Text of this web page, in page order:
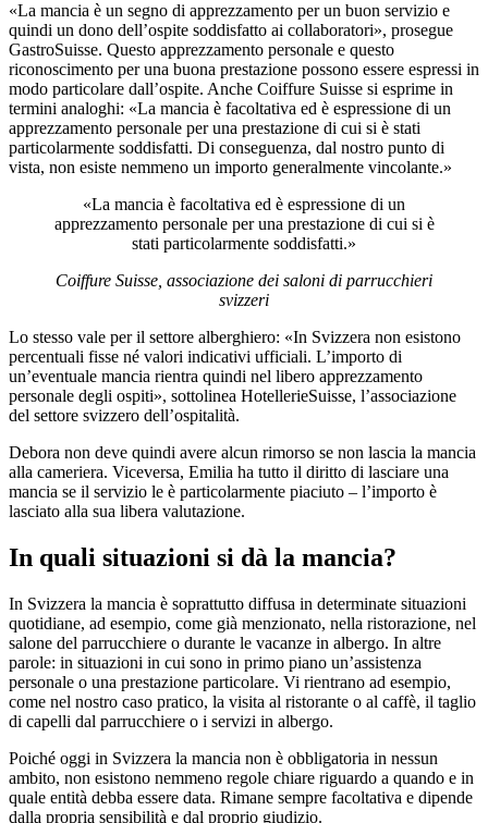
«La mancia è un segno di apprezzamento per un buon servizio e
quindi un dono dell’ospite soddisfatto ai collaboratori», prosegue
GastroSuisse. Questo apprezzamento personale e questo
riconoscimento per una buona prestazione possono essere espressi in
modo particolare dall’ospite. Anche Coiffure Suisse si esprime in
termini analoghi: «La mancia è facoltativa ed è espressione di un
apprezzamento personale per una prestazione di cui si è stati
particolarmente soddisfatti. Di conseguenza, dal nostro punto di
vista, non esiste nemmeno un importo generalmente vincolante.»
«La mancia è facoltativa ed è espressione di un
apprezzamento personale per una prestazione di cui si è
stati particolarmente soddisfatti.»
Coiffure Suisse, associazione dei saloni di parrucchieri
svizzeri
Lo stesso vale per il settore alberghiero: «In Svizzera non esistono
percentuali fisse né valori indicativi ufficiali. L’importo di
un’eventuale mancia rientra quindi nel libero apprezzamento
personale degli ospiti», sottolinea HotellerieSuisse, l’associazione
del settore svizzero dell’ospitalità.
Debora non deve quindi avere alcun rimorso se non lascia la mancia
alla cameriera. Viceversa, Emilia ha tutto il diritto di lasciare una
mancia se il servizio le è particolarmente piaciuto – l’importo è
lasciato alla sua libera valutazione.
In quali situazioni si dà la mancia?
In Svizzera la mancia è soprattutto diffusa in determinate situazioni
quotidiane, ad esempio, come già menzionato, nella ristorazione, nel
salone del parrucchiere o durante le vacanze in albergo. In altre
parole: in situazioni in cui sono in primo piano un’assistenza
personale o una prestazione particolare. Vi rientrano ad esempio,
come nel nostro caso pratico, la visita al ristorante o al caffè, il taglio
di capelli dal parrucchiere o i servizi in albergo.
Poiché oggi in Svizzera la mancia non è obbligatoria in nessun
ambito, non esistono nemmeno regole chiare riguardo a quando e in
quale entità debba essere data. Rimane sempre facoltativa e dipende
dalla propria sensibilità e dal proprio giudizio.